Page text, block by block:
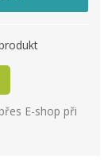
E-shop při